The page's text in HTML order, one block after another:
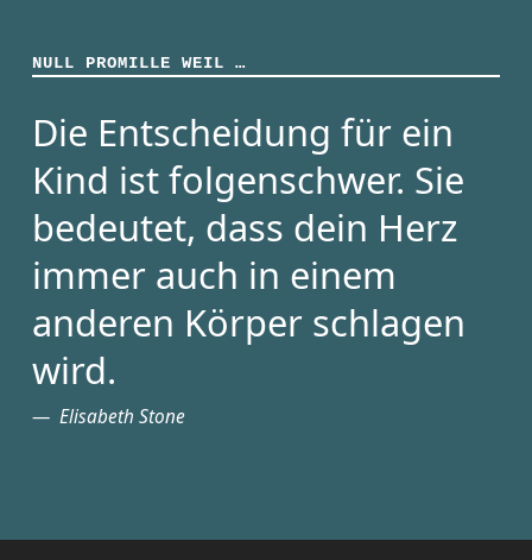
NULL PROMILLE WEIL …
Die Entscheidung für ein
Kind ist folgenschwer. Sie
bedeutet, dass dein Herz
immer auch in einem
anderen Körper schlagen
wird.
Elisabeth Stone